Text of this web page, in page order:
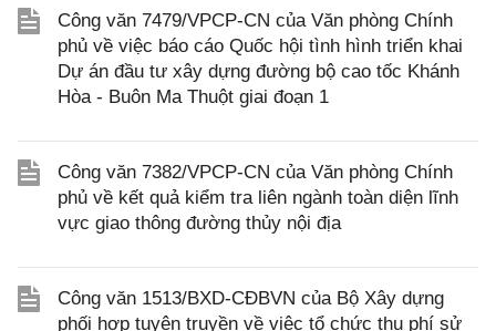
Công văn 7479/VPCP-CN của Văn phòng Chính
phủ về việc báo cáo Quốc hội tình hình triển khai
Dự án đầu tư xây dựng đường bộ cao tốc Khánh
Hòa - Buôn Ma Thuột giai đoạn 1
Công văn 7382/VPCP-CN của Văn phòng Chính
phủ về kết quả kiểm tra liên ngành toàn diện lĩnh
vực giao thông đường thủy nội địa
Công văn 1513/BXD-CĐBVN của Bộ Xây dựng
phối hợp tuyên truyền về việc tổ chức thu phí sử